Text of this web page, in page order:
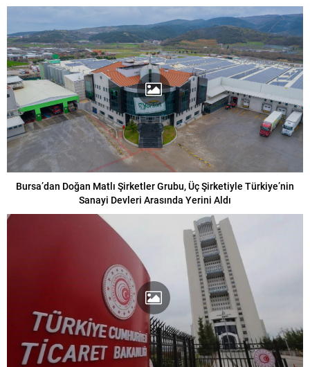
Bursa’dan Doğan Matlı Şirketler Grubu, Üç Şirketiyle Türkiye’nin
Sanayi Devleri Arasında Yerini Aldı